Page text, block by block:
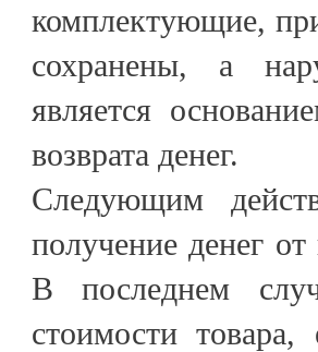
комплектующие,
сохранены, а
является
возврата денег.
Следующим
получение денег
В последнем
стоимости